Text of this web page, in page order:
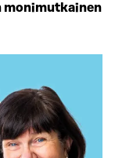
monimutkainen